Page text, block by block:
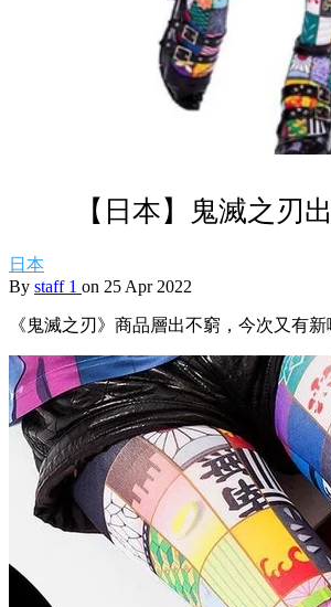
【日本】鬼滅之刃
日本
By staff 1 on 25 Apr 2022
《鬼滅之刃》商品層出不窮，今次又有